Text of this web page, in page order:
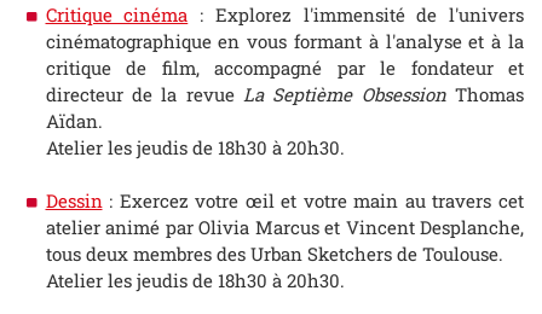
Critique cinéma : Explorez l'immensité de l'univers
cinématographique en vous formant à l'analyse et à la
critique de film, accompagné par le fondateur et
directeur de la revue La Septième ObsessionThomas
Aïdan.
Atelier les jeudis de 18h30 à 20h30.
Dessin : Exercez votre œil et votre main au travers cet
atelier animé par Olivia Marcus et Vincent Desplanche,
tous deux membres des Urban Sketchers de Toulouse.
Atelier les jeudis de 18h30 à 20h30.